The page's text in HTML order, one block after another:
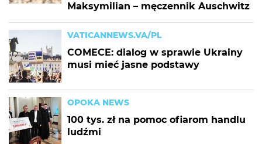
Maksymilian – męczennik Auschwitz
VATICANNEWS.VA/PL
COMECE: dialog w sprawie Ukrainy
musi mieć jasne podstawy
OPOKA NEWS
100 tys. zł na pomoc ofiarom handlu
ludźmi